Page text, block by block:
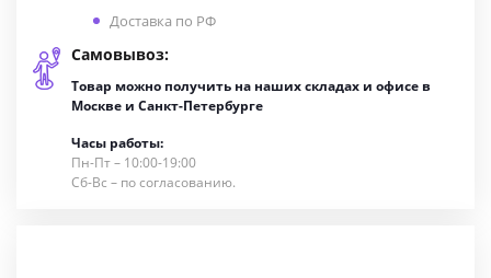
Доставка по РФ
Самовывоз:
Товар можно получить на наших складах и офисе в
Москве и Санкт-Петербурге
Часы работы:
Пн-Пт – 10:00-19:00
Сб-Вс – по согласованию.